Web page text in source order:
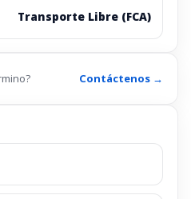
Transporte Libre (FCA)
Contáctenos →